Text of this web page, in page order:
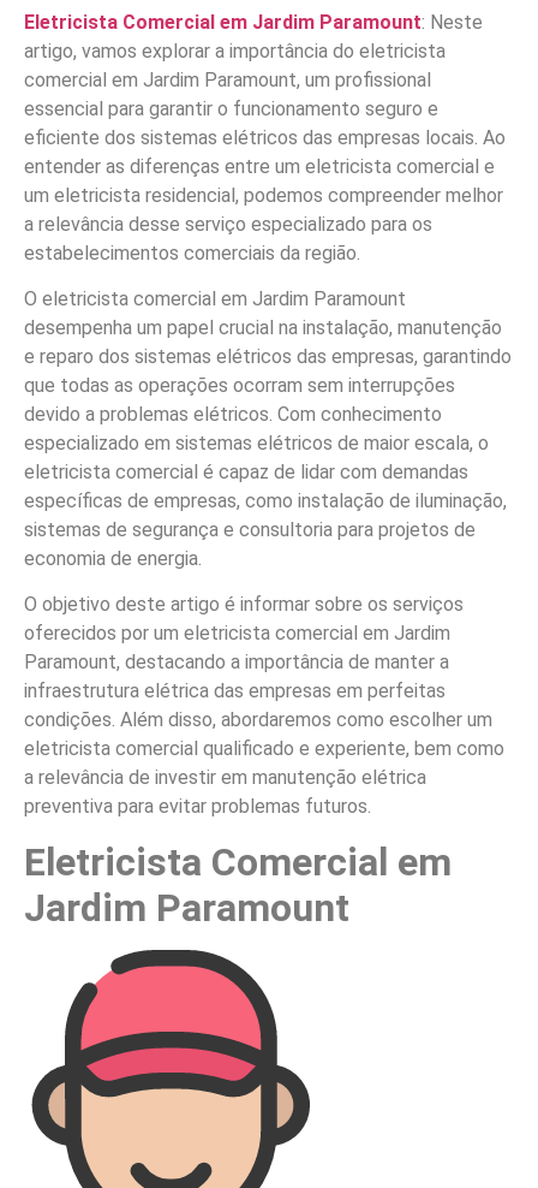
Eletricista Comercial em Jardim Paramount: Neste
artigo, vamos explorar a importância do eletricista
comercial em Jardim Paramount, um profissional
essencial para garantir o funcionamento seguro e
eficiente dos sistemas elétricos das empresas locais. Ao
entender as diferenças entre um eletricista comercial e
um eletricista residencial, podemos compreender melhor
a relevância desse serviço especializado para os
estabelecimentos comerciais da região.
O eletricista comercial em Jardim Paramount
desempenha um papel crucial na instalação, manutenção
e reparo dos sistemas elétricos das empresas, garantindo
que todas as operações ocorram sem interrupções
devido a problemas elétricos. Com conhecimento
especializado em sistemas elétricos de maior escala, o
eletricista comercial é capaz de lidar com demandas
específicas de empresas, como instalação de iluminação,
sistemas de segurança e consultoria para projetos de
economia de energia.
O objetivo deste artigo é informar sobre os serviços
oferecidos por um eletricista comercial em Jardim
Paramount, destacando a importância de manter a
infraestrutura elétrica das empresas em perfeitas
condições. Além disso, abordaremos como escolher um
eletricista comercial qualificado e experiente, bem como
a relevância de investir em manutenção elétrica
preventiva para evitar problemas futuros.
Eletricista Comercial em
Jardim Paramount